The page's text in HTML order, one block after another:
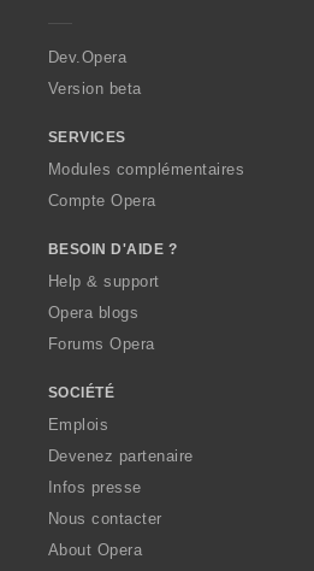
a
Dev.Opera
Version beta
SERVICES
Modules complémentaires
Compte Opera
BESOIN D'AIDE ?
Help & support
Opera blogs
Forums Opera
SOCIÉTÉ
Emplois
Devenez partenaire
Infos presse
Nous contacter
About Opera